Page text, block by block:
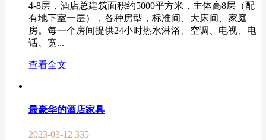
4-8层，酒店总建筑面积约5000平方米，主体高8层（配
有地下室一层），各种房型，标准间、大床间、家庭
房。每一个房间提供24小时热水淋浴、空调、电视、电
话、宽...
查看全文
最豪华的酒店家具
2023-03-12 335